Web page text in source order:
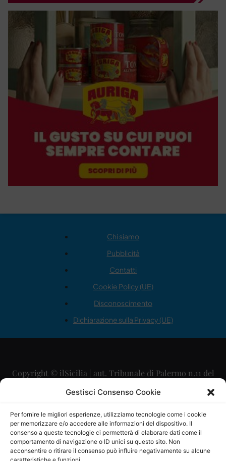
Gestisci Consenso Cookie
Per fornire le migliori esperienze, utilizziamo tecnologie come i cookie
per memorizzare e/o accedere alle informazioni del dispositivo. Il
consenso a queste tecnologie ci permetterà di elaborare dati come il
comportamento di navigazione o ID unici su questo sito. Non
acconsentire o ritirare il consenso può influire negativamente su alcune
Chi siamo
Pubblicità
Contatti
Cookie Policy (UE)
Disconoscimento
Dichiarazione sulla Privacy (UE)
Copyright © ilSicilia | aut. Tribunale di Palermo n.11 del
29/09/2015
Direttore Editoriale: Maurizio Scaglione
Direttore Responsabile: Maria Calabrese